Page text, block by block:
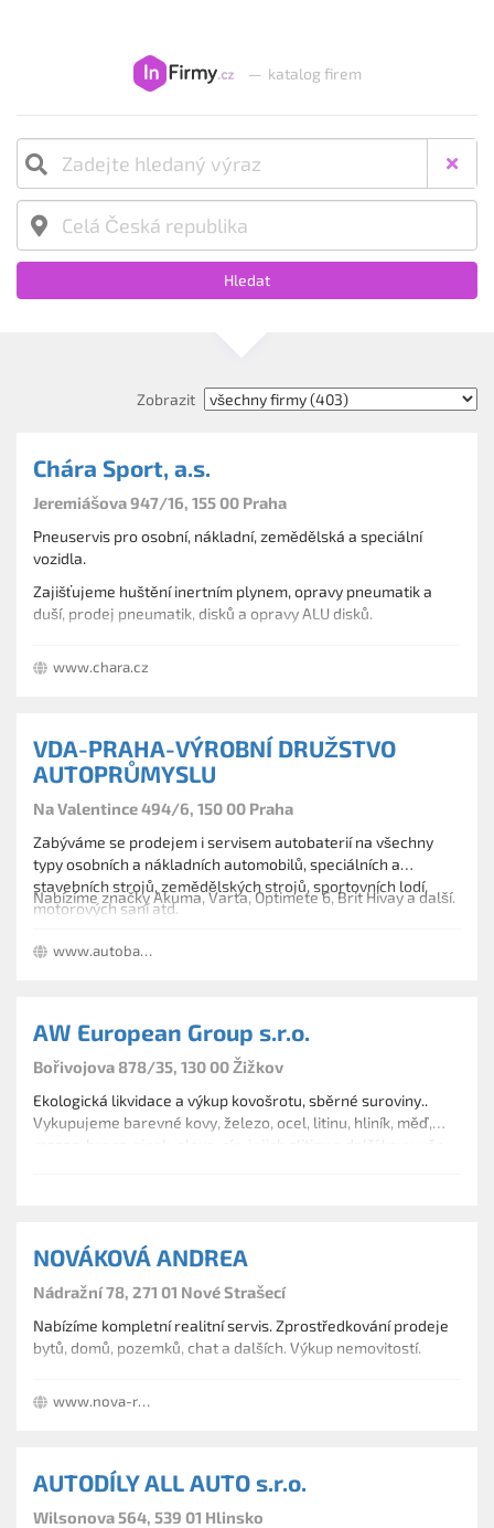
— katalog firem
Hledat
Zobrazit
Chára Sport, a.s.
Jeremiášova 947/16, 155 00 Praha
Pneuservis pro osobní, nákladní, zemědělská a speciální
vozidla.
Zajišťujeme huštění inertním plynem, opravy pneumatik a
duší, prodej pneumatik, disků a opravy ALU disků.
klimatizací.
www.chara.cz
VDA-PRAHA-VÝROBNÍ DRUŽSTVO
AUTOPRŮMYSLU
Na Valentince 494/6, 150 00 Praha
Zabýváme se prodejem i servisem autobaterií na všechny
typy osobních a nákladních automobilů, speciálních a
stavebních strojů, zemědělských strojů, sportovních lodí,
motorových saní atd.
Nabízíme značky Akuma, Varta, Optimete 6, Brit Hivay a další.
www.autobaterie.cz
AW European Group s.r.o.
Bořivojova 878/35, 130 00 Žižkov
Ekologická likvidace a výkup kovošrotu, sběrné suroviny..
Vykupujeme barevné kovy, železo, ocel, litinu, hliník, měď,
NOVÁKOVÁ ANDREA
Nádražní 78, 271 01 Nové Strašecí
Nabízíme kompletní realitní servis. Zprostředkování prodeje
bytů, domů, pozemků, chat a dalších. Výkup nemovitostí.
www.nova-reality.cz
AUTODÍLY ALL AUTO s.r.o.
Wilsonova 564, 539 01 Hlinsko